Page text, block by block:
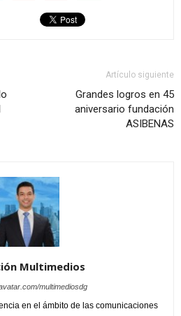
Artículo siguiente
Grandes logros en 45
aniversario fundación
ASIBENAS
Multimedios
multimediosdg
en el ámbito de las comunicaciones